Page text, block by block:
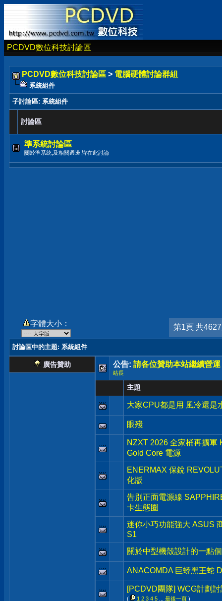
PCDVD數位科技討論區
PCDVD數位科技討論區 > 電腦硬體討論群組
系統組件
子討論區: 系統組件
討論區
準系統討論區
關於準系統,及相關週邊,皆在此討論
字體大小： 第1頁 共
討論區中的主題: 系統組件
廣告贊助 公告: 請各位贊助本站繼續營運
站長
主題
大家CPU都是用 風冷還是
眼殘
NZXT 2026 全家桶再擴軍
Gold Core 電源
ENERMAX 保銳
化版
告別正面電源線
卡生態圈
迷你小巧功能強大 ASUS
S1
關於中型機殼設計的一點
ANACOMDA 巨蟒黑王蛇
[PCDVD團隊] WCG計劃
( 1 2 3 4 5 最後一頁 )